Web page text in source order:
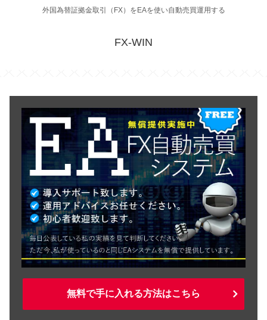
外国為替証拠金取引（FX）をEAを使い自動売買運用する
FX-WIN
無料で手に入れる方法はこちら